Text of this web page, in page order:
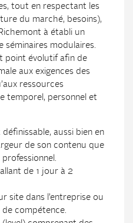
tout en respectant les
du marché, besoins),
à établi un
séminaires modulaires.
point évolutif afin de
aux exigences des
ressources
temporel, personnel et
aussi bien en
de son contenu que
de 1 jour à 2
site dans l’entreprise ou
compétence.